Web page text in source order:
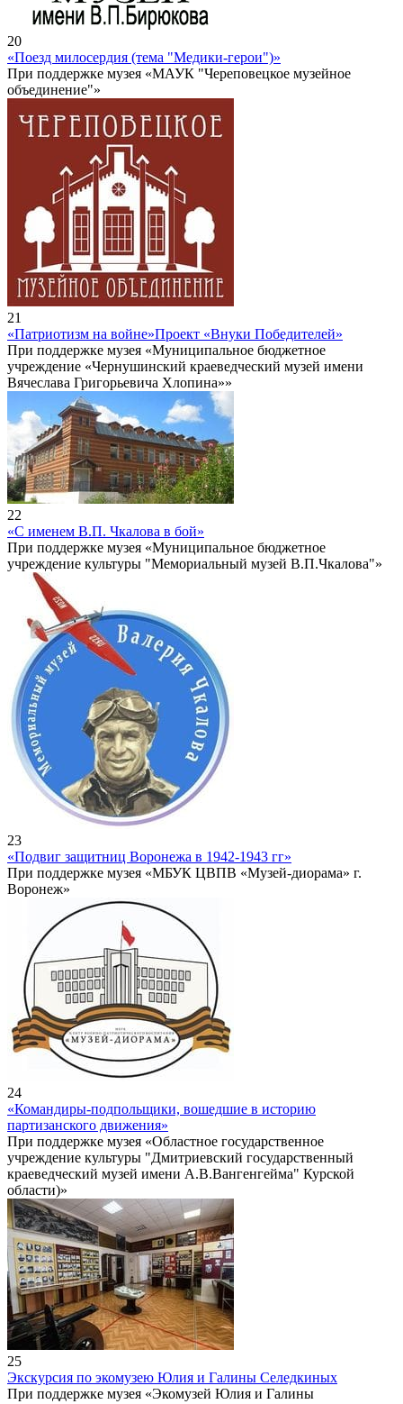
20
«Поезд милосердия (тема "Медики-герои")»
При поддержке музея «МАУК "Череповецкое музейное
объединение"»
21
«Патриотизм на войне»Проект «Внуки Победителей»
При поддержке музея «Муниципальное бюджетное
учреждение «Чернушинский краеведческий музей имени
Вячеслава Григорьевича Хлопина»»
22
«С именем В.П. Чкалова в бой»
При поддержке музея «Муниципальное бюджетное
учреждение культуры "Мемориальный музей В.П.Чкалова"»
23
«Подвиг защитниц Воронежа в 1942-1943 гг»
При поддержке музея «МБУК ЦВПВ «Музей-диорама» г.
Воронеж»
24
«Командиры-подпольщики, вошедшие в историю
партизанского движения»
При поддержке музея «Областное государственное
учреждение культуры "Дмитриевский государственный
краеведческий музей имени А.В.Вангенгейма" Курской
области)»
25
Экскурсия по экомузею Юлия и Галины Селедкиных
При поддержке музея «Экомузей Юлия и Галины